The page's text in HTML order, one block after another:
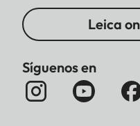
Leica
Síguenos en